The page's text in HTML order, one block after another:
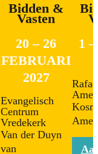
Bidden &
Vasten
20 – 26
FEBRUARI
2027
Evangelisch
Centrum
Vredekerk
Van der Duyn
van
1